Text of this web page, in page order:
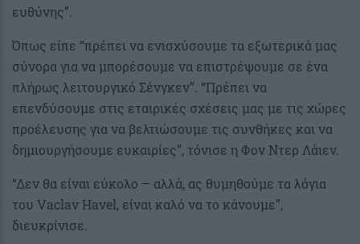
ευθύνης”.
Όπως είπε “πρέπει να ενισχύσουμε τα εξωτερικά μας
σύνορα για να μπορέσουμε να επιστρέψουμε σε ένα
πλήρως λειτουργικό Σένγκεν”. “Πρέπει να
επενδύσουμε στις εταιρικές σχέσεις μας με τις χώρες
προέλευσης για να βελτιώσουμε τις συνθήκες και να
δημιουργήσουμε ευκαιρίες”, τόνισε η Φον Ντερ Λάιεν.
“Δεν θα είναι εύκολο – αλλά, ας θυμηθούμε τα λόγια
του Vaclav Havel, είναι καλό να το κάνουμε”,
διευκρίνισε.